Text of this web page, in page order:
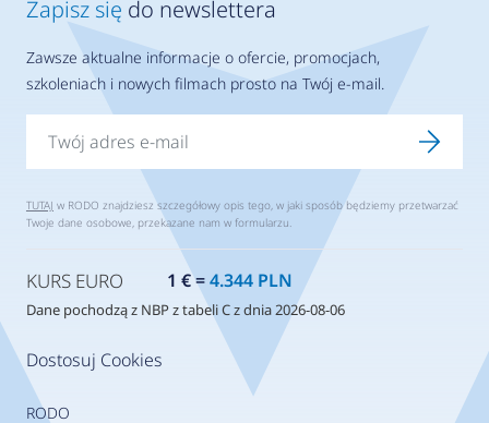
Dostosuj Cookies
RODO
Zapisz się do newslettera
Zawsze aktualne informacje o ofercie, promocjach,
szkoleniach i nowych filmach prosto na Twój e-mail.
TUTAJ w RODO znajdziesz szczegółowy opis tego, w jaki sposób będziemy przetwarzać
Twoje dane osobowe, przekazane nam w formularzu.
KURS EURO 1 € =4.344 PLN
Dane pochodzą z NBP z tabeli C z dnia 2026-08-06